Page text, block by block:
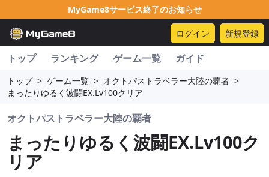
MyGame8サービス終了のお知らせ
ログイン 新規登録
トップ ランキング ゲーム一覧 ガイド
トップ > ゲーム一覧 > オクトパストラベラー大陸の覇者 >
まったりゆるく波闘EX.Lv100クリア
オクトパストラベラー大陸の覇者
まったりゆるく波闘EX.Lv100ク
リア